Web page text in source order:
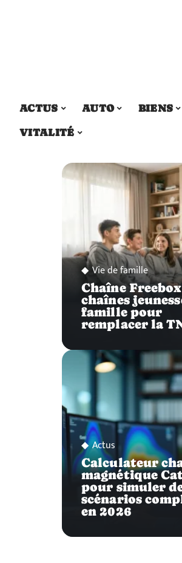
ACTUS AUTO BIENS
VITALITÉ
Vie de famille
Chaîne
chaînes
famille pour
remplacer la
Actus
Calculateur
magnétique
pour simuler
scénarios
en 2026